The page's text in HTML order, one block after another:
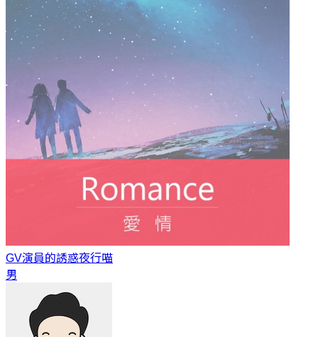
GV演員的誘惑夜行喵
男